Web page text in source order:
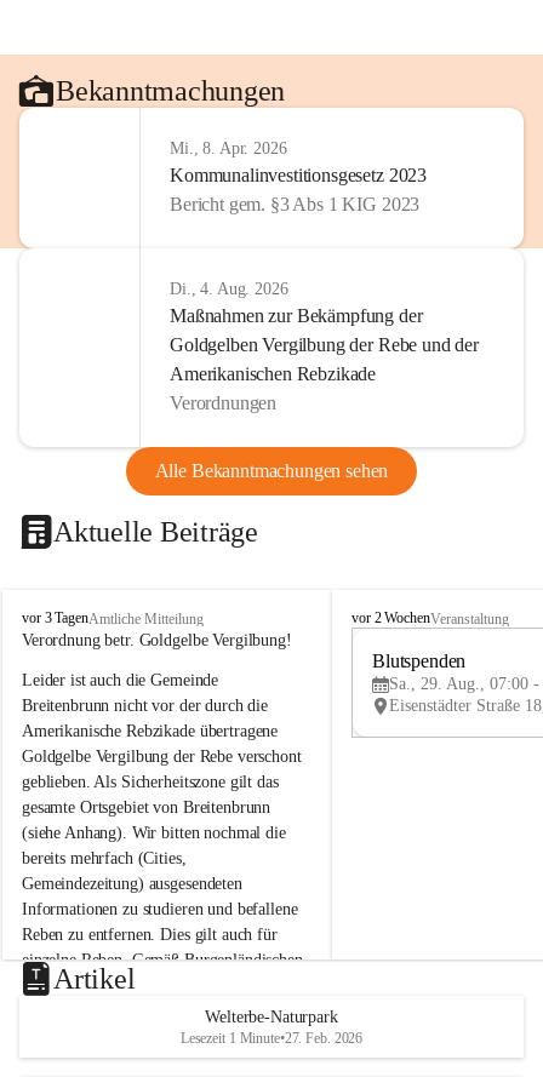
Bekanntmachungen
Mi., 8. Apr. 2026
Kommunalinvestitionsgesetz 2023
Bericht gem. §3 Abs 1 KIG 2023
Di., 4. Aug. 2026
Maßnahmen zur Bekämpfung der
Goldgelben Vergilbung der Rebe und der
Amerikanischen Rebzikade
Verordnungen
Alle Bekanntmachungen sehen
Aktuelle Beiträge
B
r
i
t
e
n
b
r
u
n
n
a
m
N
e
u
s
d
vor 3 TagenAmtliche Mitteilung
Verordnung betr. Goldgelbe Vergilbung!
Leider ist auch die Gemeinde
Breitenbrunn nicht vor der durch die
Amerikanische Rebzikade übertragene
Goldgelbe Vergilbung der Rebe verschont
geblieben. Als Sicherheitszone gilt das
gesamte Ortsgebiet von Breitenbrunn
(siehe Anhang). Wir bitten nochmal die
bereits mehrfach (Cities,
Gemeindezeitung) ausgesendeten
Informationen zu studieren und befallene
Reben zu entfernen. Dies gilt auch für
einzelne Reben. Gemäß Burgenländischen
Weinbaugesetz sind nicht gepflegte oder
unzulässige Weingärten zu roden! Bitte
helfen wir zusammen um unsere Winzer
vor den prognostizierten Ernteausfällen
B
e
u
e
d
vor 2 WochenVeranstaltung
Blutspenden
Sa., 29. Aug., 07:00 -
Artikel
Welterbe-Naturpark
Lesezeit 1 Minute•27. Feb. 2026